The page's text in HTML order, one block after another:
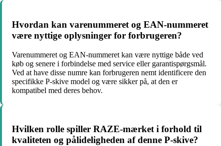
Hvordan kan varenummeret og EAN-nummeret
være nyttige oplysninger for forbrugeren?
Varenummeret og EAN-nummeret kan være nyttige både ved
køb og senere i forbindelse med service eller garantispørgsmål.
Ved at have disse numre kan forbrugeren nemt identificere den
specifikke P-skive model og være sikker på, at den er
kompatibel med deres behov.
Hvilken rolle spiller RAZE-mærket i forhold til
kvaliteten og pålideligheden af denne P-skive?